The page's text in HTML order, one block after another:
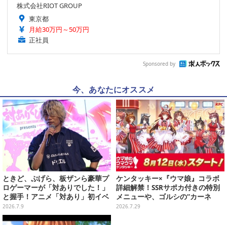
株式会社RIOT GROUP
東京都
月給30万円～50万円
正社員
Sponsored by
今、あなたにオススメ
ときど、ぷげら、板ザンら豪華プ
ロゲーマーが「対ありでした！」
と握手！アニメ「対あり」初イベ
ントが格ゲー愛に溢れすぎていた
【レポ】
2026.7.9
ケンタッキー×『ウマ娘』コラボ
詳細解禁！SSRサポカ付きの特別
メニューや、ゴルシの“カーネ
ル・サンダース衣装”がゲーム内
2026.7.29